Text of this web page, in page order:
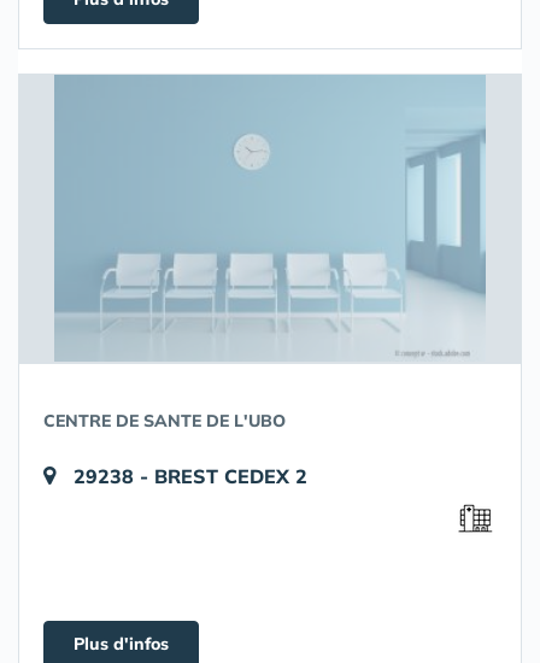
CENTRE DE SANTE DE L'UBO
29238 - BREST CEDEX 2
Plus d'infos